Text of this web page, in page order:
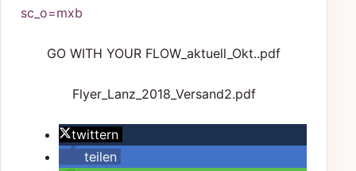
sc_o=mxb
GO WITH YOUR FLOW_aktuell_Okt..pdf
Flyer_Lanz_2018_Versand2.pdf
twittern
teilen